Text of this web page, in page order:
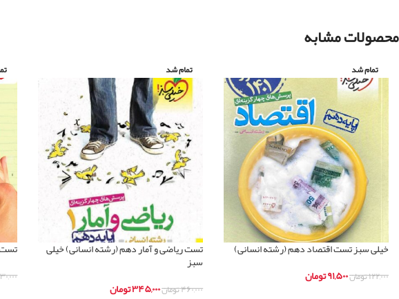
محصولات مشابه
تمام شد
خیلی سبز تست اقتصاد دهم (رشته انسانی)
۱۲۲,۰۰۰تومان۹۱,۵۰۰تومان
تمام شد
تست ریاضی و آمار دهم (رشته انسانی) خیلی
سبز
۴۶۰,۰۰۰تومان۳۴۵,۰۰۰تومان